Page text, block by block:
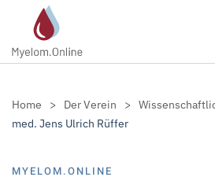
Zum Hauptinhalt springen
Home Der Verein
med. Jens Ulrich Rüffer
MYELOM.ONLINE